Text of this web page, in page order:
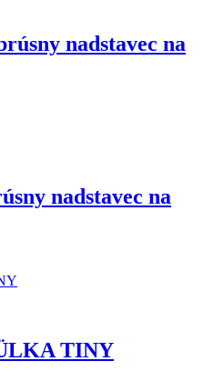
nadstavec na
nadstavec na
TINY